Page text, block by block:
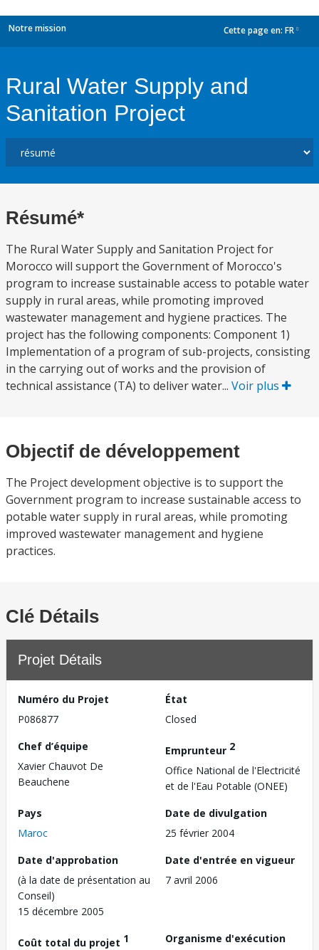
Notre mission Cette page en: FR
Rural Water Supply and
Sanitation Project
Résumé*
The Rural Water Supply and Sanitation Project for
Morocco will support the Government of Morocco's
program to increase sustainable access to potable water
supply in rural areas, while promoting improved
wastewater management and hygiene practices. The
project has the following components: Component 1)
Implementation of a program of sub-projects, consisting
in the carrying out of works and the provision of
technical assistance (TA) to deliver water... Voir plus
Objectif de développement
The Project development objective is to support the
Government program to increase sustainable access to
potable water supply in rural areas, while promoting
improved wastewater management and hygiene
practices.
Clé Détails
Projet Détails
Numéro du Projet
P086877
État
Closed
Chef d’équipe
Xavier Chauvot De
Beauchene
Emprunteur 2
Office National de l'Electricité
et de l'Eau Potable (ONEE)
Pays
Maroc
Date de divulgation
25 février 2004
Date d'approbation
(à la date de présentation au
Conseil)
15 décembre 2005
Date d'entrée en vigueur
7 avril 2006
Coût total du projet 1
Organisme d'exécution